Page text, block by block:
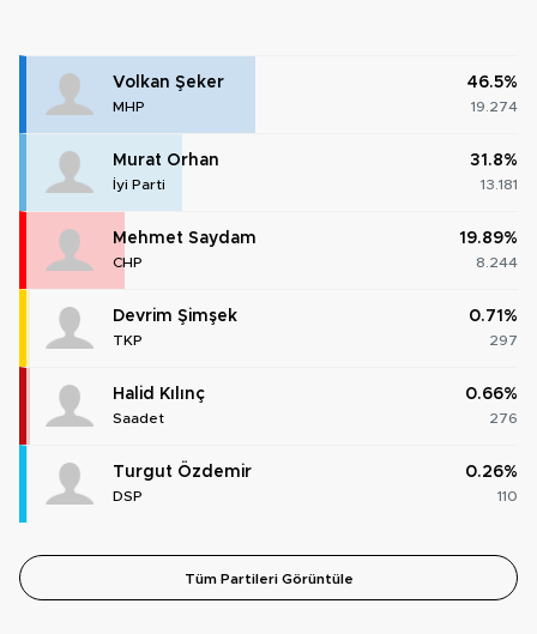
Volkan Şeker
MHP
46.5%
19.274
Murat Orhan
İyi Parti
31.8%
13.181
Mehmet Saydam
CHP
19.89%
8.244
Devrim Şimşek
TKP
0.71%
297
Halid Kılınç
Saadet
0.66%
276
Turgut Özdemir
DSP
0.26%
110
Tüm Partileri Görüntüle